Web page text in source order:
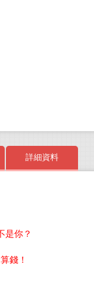
詳細資料
是你？
錢！